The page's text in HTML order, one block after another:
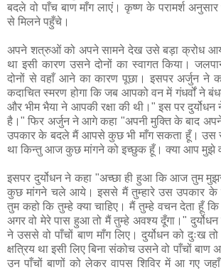
बदले वो पाँच बाण माँग लाएं। कृष्ण के परामर्श अनुसार
से मिलने पहुँचे।
अपने शत्रुओं को अपने सामने देख उसे बड़ा क्रोध आया
था इसी कारण उसने दोनों का स्वागत किया।
दोनों से वहाँ आने का कारण पूछा। इसपर अर्जुन ने
कदाचित स्मरण होगा कि जब आपको वन में गंधर्वों ने
और भीम भैया ने आपकी रक्षा की थी।" इस पर
है।" फिर अर्जुन ने आगे कहा "अपनी मुक्ति के बाद
उपकार के बदले मैं आपसे कुछ भी माँग सकता हूँ। उस
था किन्तु आज कुछ मांगने को इच्छुक हूँ। क्या आप मुझे
इसपर दुर्योधन ने कहा "अच्छा ही हुआ कि आज तुम
कुछ मांगने चले आये। इससे मैं तुम्हारे उस उपकार
तुम कहो कि तुम्हे क्या चाहिए। मैं तुम्हे वचन देता हूँ
अगर वो मेरे पास हुआ तो मैं तुम्हे अवश्य दूँगा।"
ने उससे वो पाँचों बाण माँग लिए। दुर्योधन को दुःख
क्षत्रिय था इसी लिए बिना संकोच उसने वो पाँचों बाण
उन पाँचों बाणों को लेकर वापस शिविर में आ गए